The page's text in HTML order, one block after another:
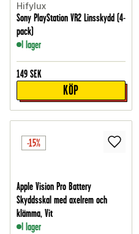
Hifylux
Sony PlayStation VR2 Linsskydd (4-
pack)
I lager
149 SEK
KÖP
-15%
Apple Vision Pro Battery
Skyddsskal med axelrem och
klämma, Vit
I lager